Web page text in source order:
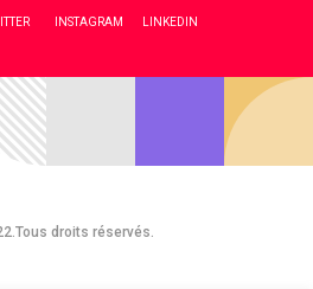
INSTAGRAM LINKEDIN
droits réservés.